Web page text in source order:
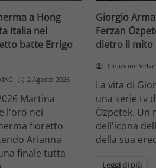
a Hong
Italia nel
batte Errigo
2 Agosto 2026
Martina
l'oro nei
fioretto
Arianna
finale tutta
Giorgio
Ferzan
dietro il mito
Redazione
La vita di
una serie tv
Özpetek.
dell'icona
della sua
Leggi di più